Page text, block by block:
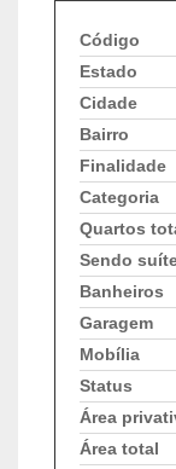
Código
Estado
Cidade
Bairro
Finalidade
Categoria
Quartos
Sendo
Banheiros
Garagem
Mobília
Status
Área
Área total